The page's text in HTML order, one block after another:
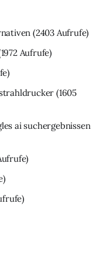
(2403 Aufrufe)
Aufrufe)
(1605
ai suchergebnissen